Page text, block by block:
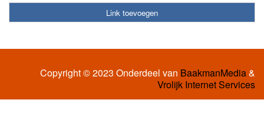
Link toevoegen
Copyright © 2023 Onderdeel van BaakmanMedia&
Vrolijk Internet Services